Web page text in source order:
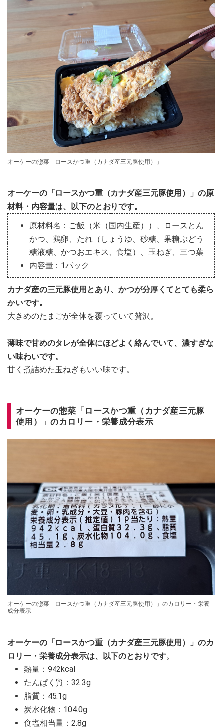
オーケーの惣菜「ロースかつ重（カナダ産三元豚使用）」
オーケーの「ロースかつ重（カナダ産三元豚使用）」の原
材料・内容量は、以下のとおりです。
原材料名：ご飯（米（国内生産））、ロースとん
かつ、鶏卵、たれ（しょうゆ、砂糖、果糖ぶどう
糖液糖、かつおエキス、食塩）、玉ねぎ、三つ葉
内容量：1パック
カナダ産の三元豚使用とあり、かつが分厚くてとても柔ら
かいです。
大きめのたまごが全体を覆っていて贅沢。
薄味で甘めのタレが全体にほどよく絡んでいて、濃すぎな
い味わいです。
甘く煮詰めた玉ねぎもいい味です。
オーケーの惣菜「ロースかつ重（カナダ産三元豚
使用）」のカロリー・栄養成分表示
オーケーの惣菜「ロースかつ重（カナダ産三元豚使用）」のカロリー・栄養
成分表示
オーケーの「ロースかつ重（カナダ産三元豚使用）」のカ
ロリー・栄養成分表示は、以下のとおりです。
熱量：942kcal
たんぱく質：32.3g
脂質：45.1g
炭水化物：104.0g
食塩相当量：2.8g